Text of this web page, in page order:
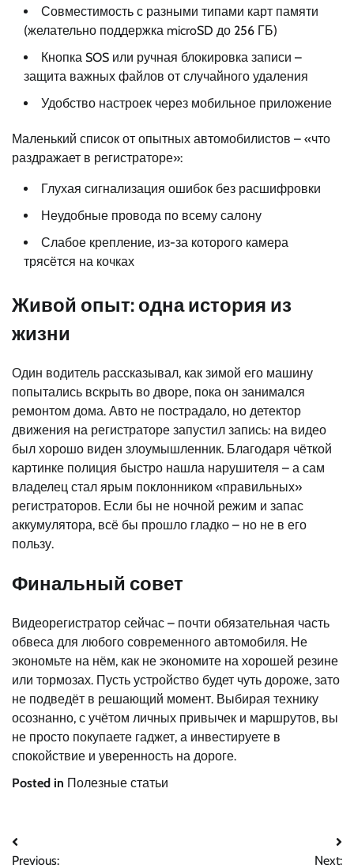
Совместимость с разными типами карт памяти
(желательно поддержка microSD до 256 ГБ)
Кнопка SOS или ручная блокировка записи –
защита важных файлов от случайного удаления
Удобство настроек через мобильное приложение
Маленький список от опытных автомобилистов – «что
раздражает в регистраторе»:
Глухая сигнализация ошибок без расшифровки
Неудобные провода по всему салону
Слабое крепление, из-за которого камера
трясётся на кочках
Живой опыт: одна история из
жизни
Один водитель рассказывал, как зимой его машину
попытались вскрыть во дворе, пока он занимался
ремонтом дома. Авто не пострадало, но детектор
движения на регистраторе запустил запись: на видео
был хорошо виден злоумышленник. Благодаря чёткой
картинке полиция быстро нашла нарушителя – а сам
владелец стал ярым поклонником «правильных»
регистраторов. Если бы не ночной режим и запас
аккумулятора, всё бы прошло гладко – но не в его
пользу.
Финальный совет
Видеорегистратор сейчас – почти обязательная часть
обвеса для любого современного автомобиля. Не
экономьте на нём, как не экономите на хорошей резине
или тормозах. Пусть устройство будет чуть дороже, зато
не подведёт в решающий момент. Выбирая технику
осознанно, с учётом личных привычек и маршрутов, вы
не просто покупаете гаджет, а инвестируете в
спокойствие и уверенность на дороге.
Posted in Полезные статьи
Навигация
Previous: Next: